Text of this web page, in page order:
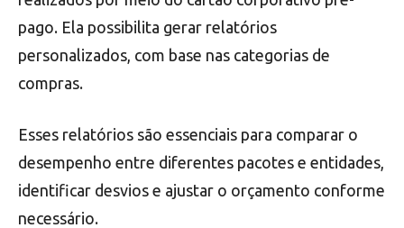
pago. Ela possibilita gerar relatórios
personalizados, com base nas categorias de
compras.
Esses relatórios são essenciais para comparar o
desempenho entre diferentes pacotes e entidades,
identificar desvios e ajustar o orçamento conforme
necessário.